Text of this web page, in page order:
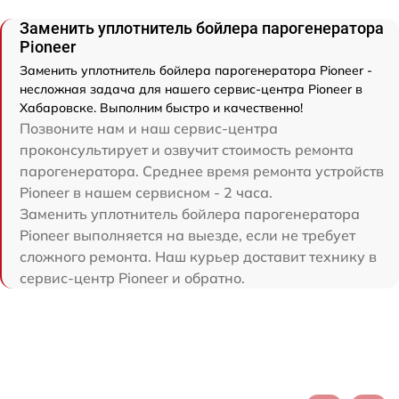
Заменить уплотнитель бойлера парогенератора
Pioneer
Заменить уплотнитель бойлера парогенератора Pioneer -
несложная задача для нашего сервис-центра Pioneer в
Хабаровске. Выполним быстро и качественно!
Позвоните нам и наш сервис-центра
проконсультирует и озвучит стоимость ремонта
парогенератора. Среднее время ремонта устройств
Pioneer в нашем сервисном - 2 часа.
Заменить уплотнитель бойлера парогенератора
Pioneer выполняется на выезде, если не требует
сложного ремонта. Наш курьер доставит технику в
сервис-центр Pioneer и обратно.